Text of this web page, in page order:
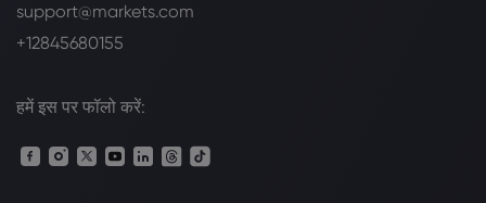
support@markets.com
+12845680155
हमें इस पर फॉलो करें: